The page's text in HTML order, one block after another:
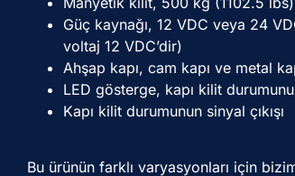
Güç kaynağı, 12 VDC veya 24
voltaj 12 VDC’dir)
Ahşap kapı, cam kapı ve metal
LED gösterge, kapı kilit
Kapı kilit durumunun sinyal çıkışı
Bu ürünün farklı varyasyonları için